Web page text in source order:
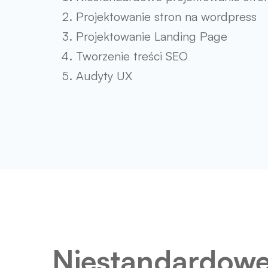
Projektowanie stron na wordpress
Projektowanie Landing Page
Tworzenie treści SEO
Audyty UX